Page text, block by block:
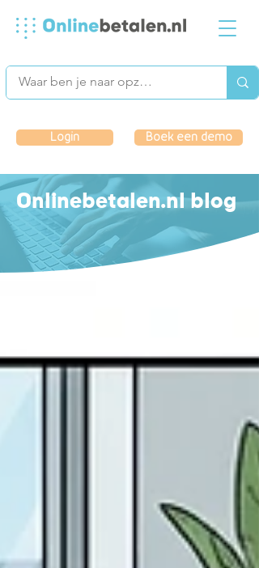
Login Boek een demo
Onlinebetalen.nl blog